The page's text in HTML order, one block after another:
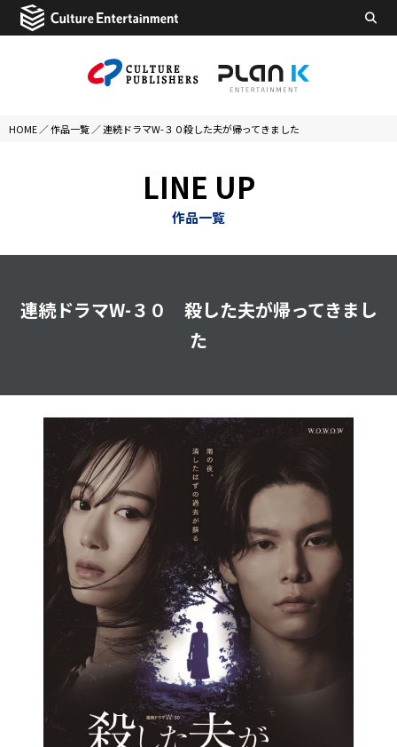
HOME ／作品一覧 ／連続ドラマW-３０殺した夫が帰ってきました
LINE UP
作品一覧
連続ドラマW-３０ 殺した夫が帰ってきまし
た